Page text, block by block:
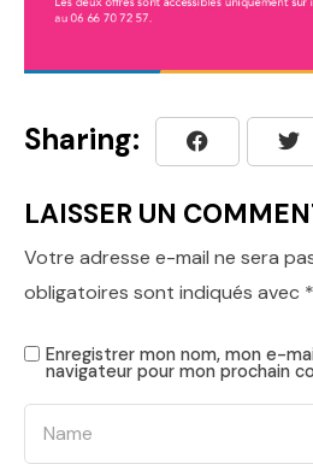
Sharing:
LAISSER UN
Votre adresse e-mail ne sera
obligatoires sont indiqués avec *
Enregistrer mon nom, mon e-
navigateur pour mon prochain